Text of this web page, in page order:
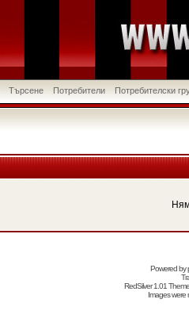
Търсене Потребители Потребителски
Powered by
RedSilver 1.01
Images were